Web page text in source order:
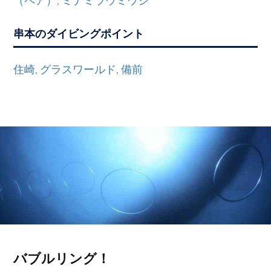
串本のダイビングポイント
住崎, グラスワールド,備前
バブルリング！